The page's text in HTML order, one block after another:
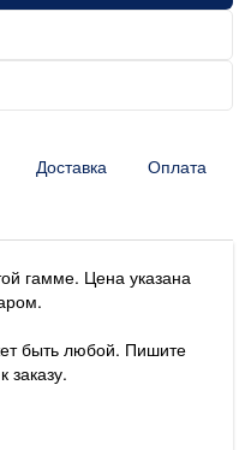
Доставка Оплата
гамме. Цена указана
быть любой. Пишите
заказу.